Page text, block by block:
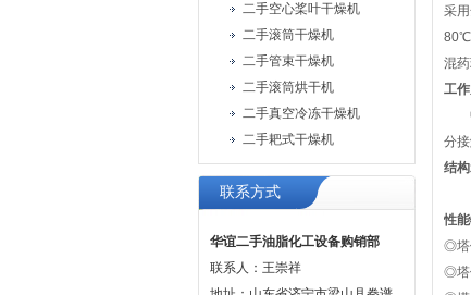
二手空心桨叶干燥机
二手滚筒干燥机
二手管束干燥机
二手滚筒烘干机
二手真空冷冻干燥机
二手耙式干燥机
联系方式
华谊二手油脂化工设备购销部
联系人：王崇祥
采
80℃
混药
工
中
分
结
性
◎塔
◎塔